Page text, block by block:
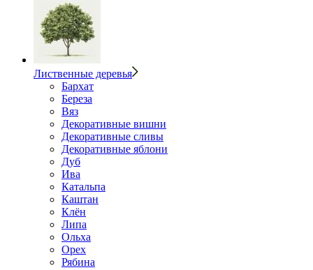
Лиственные деревья
Бархат
Береза
Вяз
Декоративные вишни
Декоративные сливы
Декоративные яблони
Дуб
Ива
Катальпа
Каштан
Клён
Липа
Ольха
Орех
Рябина